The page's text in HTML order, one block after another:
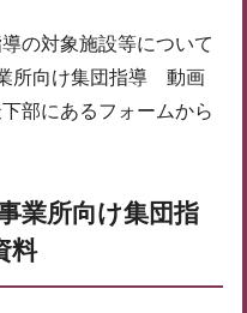
の対象施設等について
所向け集団指導 動画
部にあるフォームから
業所向け集団指
料